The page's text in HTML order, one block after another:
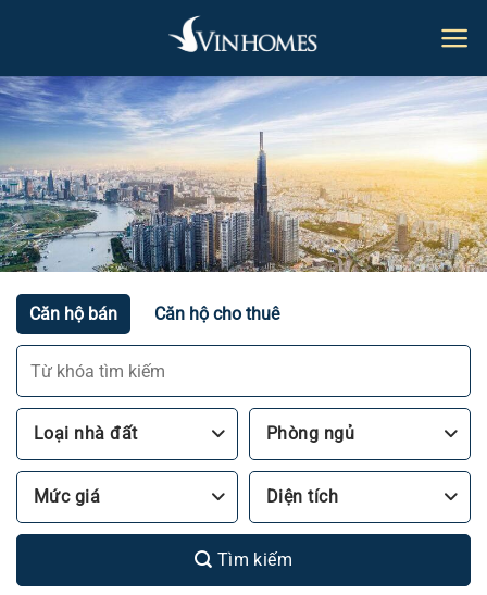
dung
Căn hộ bán Căn hộ cho thuê
Loại nhà đất Phòng ngủ
Mức giá Diện tích
Tìm kiếm